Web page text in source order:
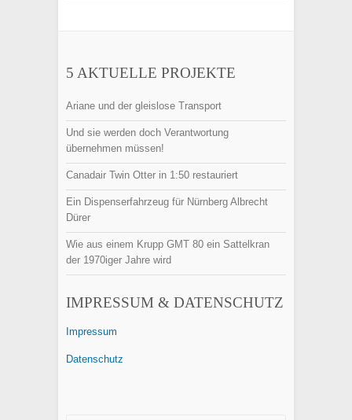
5 AKTUELLE PROJEKTE
Ariane und der gleislose Transport
Und sie werden doch Verantwortung
übernehmen müssen!
Canadair Twin Otter in 1:50 restauriert
Ein Dispenserfahrzeug für Nürnberg Albrecht
Dürer
Wie aus einem Krupp GMT 80 ein Sattelkran
der 1970iger Jahre wird
IMPRESSUM & DATENSCHUTZ
Impressum
Datenschutz